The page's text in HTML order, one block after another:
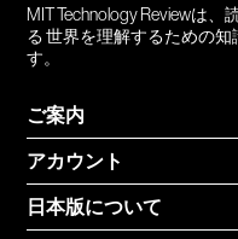
MIT Technology Reviewは
る 世界を理解するための
す。
ご案内
アカウント
日本版について